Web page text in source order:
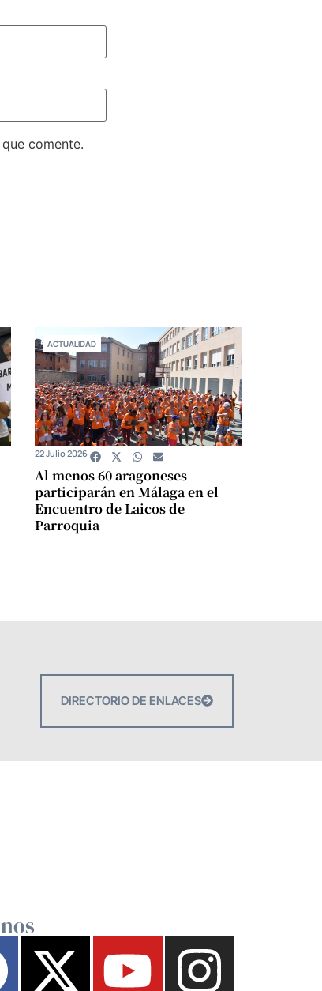
comente.
ACTUALIDAD
Al menos 60 aragoneses
participarán en Málaga en el
Encuentro de Laicos de
Parroquia
22 Julio 2026
DIRECTORIO DE ENLACES